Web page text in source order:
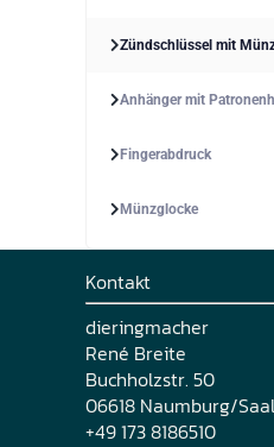
Zündschlüssel mit
Anhänger mit
Fingerabdruck
Münzglocke
Kontakt
dieringmacher
René Breite
Buchholzstr. 50
06618 Naumburg/
+49 173 8186510